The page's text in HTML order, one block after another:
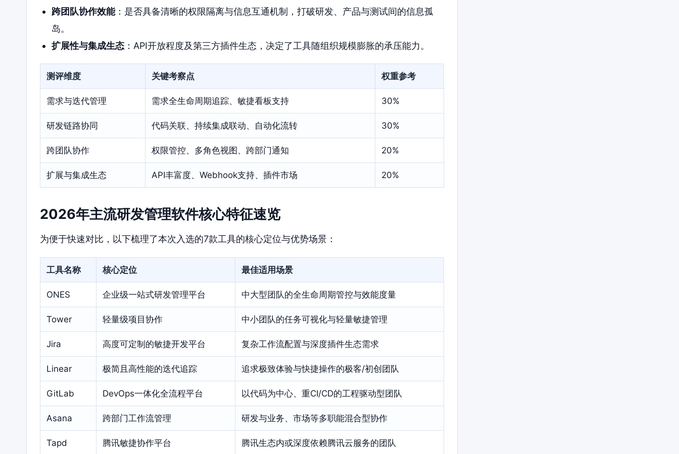
跨团队协作效能：是否具备清晰的权限隔离与信息互通机制，打破研发、产品与测试间的信息孤
岛。
扩展性与集成生态：API开放程度及第三方插件生态，决定了工具随组织规模膨胀的承压能力。
测评维度 关键考察点 权重参考
需求与迭代管理 需求全生命周期追踪、敏捷看板支持 30%
研发链路协同 代码关联、持续集成联动、自动化流转 30%
跨团队协作 权限管控、多角色视图、跨部门通知 20%
扩展与集成生态 API丰富度、Webhook支持、插件市场 20%
2026年主流研发管理软件核心特征速览
为便于快速对比，以下梳理了本次入选的7款工具的核心定位与优势场景：
工具名称 核心定位 最佳适用场景
ONES 企业级一站式研发管理平台 中大型团队的全生命周期管控与效能度量
Tower 轻量级项目协作 中小团队的任务可视化与轻量敏捷管理
Jira 高度可定制的敏捷开发平台 复杂工作流配置与深度插件生态需求
Linear 极简且高性能的迭代追踪 追求极致体验与快捷操作的极客/初创团队
GitLab DevOps一体化全流程平台 以代码为中心、重CI/CD的工程驱动型团队
Asana 跨部门工作流管理 研发与业务、市场等多职能混合型协作
Tapd 腾讯敏捷协作平台 腾讯生态内或深度依赖腾讯云服务的团队